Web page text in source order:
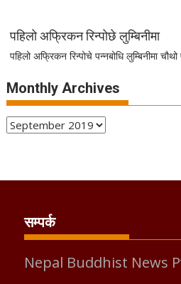
पहिलो अफ्रिकन रिन्पोछे लुम्बिनीमा
पहिलो अफ्रिकन रिन्पोचे पन्नबोधि लुम्बिनीमा चौथो
Monthly Archives
Monthly
सम्पर्क
Nepal Buddhist News